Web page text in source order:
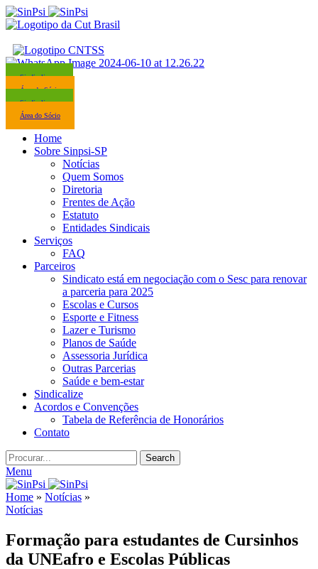
Sindicalize-se
Área do Sócio
Sindicalize-se
Área do Sócio
Home
Sobre Sinpsi-SP
Notícias
Quem Somos
Diretoria
Frentes de Ação
Estatuto
Entidades Sindicais
Serviços
FAQ
Parceiros
Sindicato está em negociação com o Sesc para renovar
a parceria para 2025
Escolas e Cursos
Esporte e Fitness
Lazer e Turismo
Planos de Saúde
Assessoria Jurídica
Outras Parcerias
Saúde e bem-estar
Sindicalize
Acordos e Convenções
Tabela de Referência de Honorários
Contato
Search
Menu
Home » Notícias »
Notícias
Formação para estudantes de Cursinhos
da UNEafro e Escolas Públicas